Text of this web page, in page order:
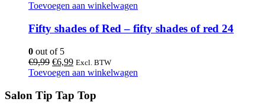
Toevoegen aan winkelwagen
Fifty shades of Red – fifty shades of red 24
0 out of 5
€9,99 Oorspronkelijke
prijs
€9,99.
€6,99Huidige
prijs
€6,99.
Excl. BTW
Toevoegen aan winkelwagen
Salon Tip Tap Top